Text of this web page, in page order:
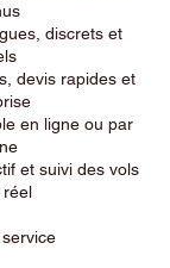
discrets et
devis rapides et
en ligne ou par
et suivi des vols